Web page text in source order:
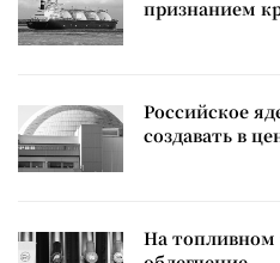
признанием
Российское
создавать в
На топливном